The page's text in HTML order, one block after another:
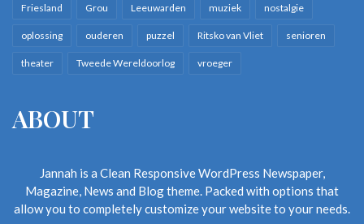
Friesland Grou Leeuwarden muziek nostalgie
oplossing ouderen puzzel Ritsko van Vliet senioren
theater Tweede Wereldoorlog vroeger
ABOUT
Jannah is a Clean Responsive WordPress Newspaper,
Magazine, News and Blog theme. Packed with options that
allow you to completely customize your website to your needs.